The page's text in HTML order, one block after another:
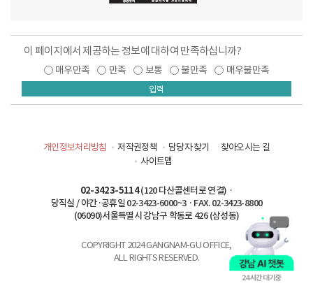
이 페이지에서 제공하는 정보에 대하여 만족하십니까?
매우만족 만족 보통 불만족 매우불만족
입력
개인정보처리방침 저작권정책 담당자 찾기
찾아오시는 길
사이트맵
02-3423-5114(120 다산콜센터로 연결) ·
당직실 / 야간·공휴일 02-3423-6000~3 · FAX. 02-3423-8800
(06090)서울특별시 강남구 학동로 426 (삼성동)
COPYRIGHT 2024 GANGNAM-GU OFFICE,
ALL RIGHTS RESERVED.